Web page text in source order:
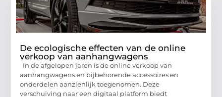
De ecologische effecten van de online
verkoop van aanhangwagens
In de afgelopen jaren is de online verkoop van
aanhangwagens en bijbehorende accessoires en
onderdelen aanzienlijk toegenomen. Deze
verschuiving naar een digitaal platform biedt